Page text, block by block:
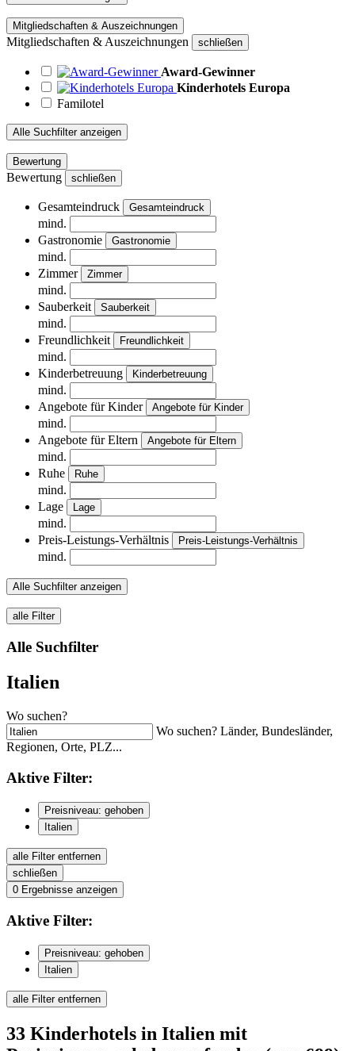
Mitgliedschaften & Auszeichnungen
Mitgliedschaften & Auszeichnungen schließen
Award-Gewinner
Kinderhotels Europa
Familotel
Alle Suchfilter anzeigen
Bewertung
Bewertung schließen
Gesamteindruck Gesamteindruck
mind.
Gastronomie
Gastronomie
mind.
Zimmer
Zimmer
mind.
Sauberkeit
Sauberkeit
mind.
Freundlichkeit
Freundlichkeit
mind.
Kinderbetreuung
Kinderbetreuung
mind.
Angebote für Kinder
Angebote für Kinder
mind.
Angebote für Eltern
Angebote für Eltern
mind.
Ruhe
Ruhe
mind.
Lage
Lage
mind.
Preis-Leistungs-Verhältnis
Preis-Leistungs-Verhältnis
mind.
Alle Suchfilter anzeigen
alle Filter
Alle Suchfilter
Italien
Wo suchen?
Wo suchen? Länder, Bundesländer,
Regionen, Orte, PLZ...
Aktive Filter:
Preisniveau: gehoben
Italien
alle Filter entfernen
schließen
0 Ergebnisse anzeigen
Aktive Filter:
Preisniveau: gehoben
Italien
alle Filter entfernen
33 Kinderhotels in Italien mit